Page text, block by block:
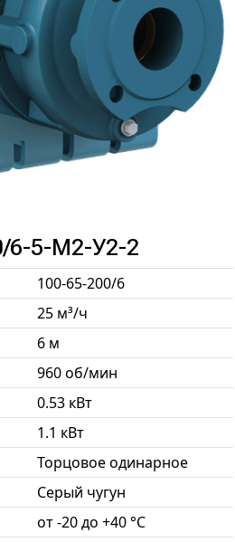
6-5-М2-У2-2
100-65-200/6
25 м³/ч
6 м
960 об/мин
0.53 кВт
1.1 кВт
Торцовое одинарное
Серый чугун
от -20 до +40 °С